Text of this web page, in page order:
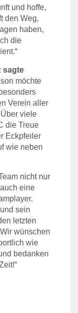
und hoffe,
den Weg,
haben,
die
sagte
möchte
Verein aller
viele
die Treue
Eckpfeiler
wie neben
nicht nur
eine
sein
letzten
wünschen
wie
bedanken